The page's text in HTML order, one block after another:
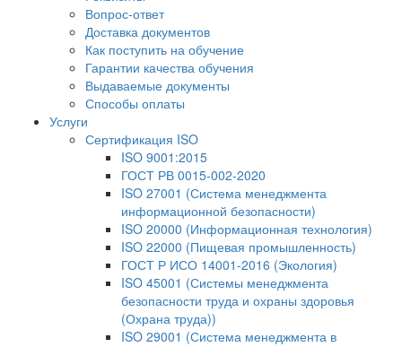
Вопрос-ответ
Доставка документов
Как поступить на обучение
Гарантии качества обучения
Выдаваемые документы
Способы оплаты
Услуги
Сертификация ISO
ISO 9001:2015
ГОСТ РВ 0015-002-2020
ISO 27001 (Система менеджмента
информационной безопасности)
ISO 20000 (Информационная технология)
ISO 22000 (Пищевая промышленность)
ГОСТ Р ИСО 14001-2016 (Экология)
ISO 45001 (Системы менеджмента
безопасности труда и охраны здоровья
(Охрана труда))
ISO 29001 (Система менеджмента в